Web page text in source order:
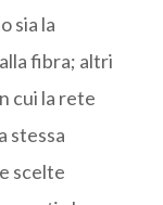
sia la
fibra; altri
cui la rete
stessa
scelte